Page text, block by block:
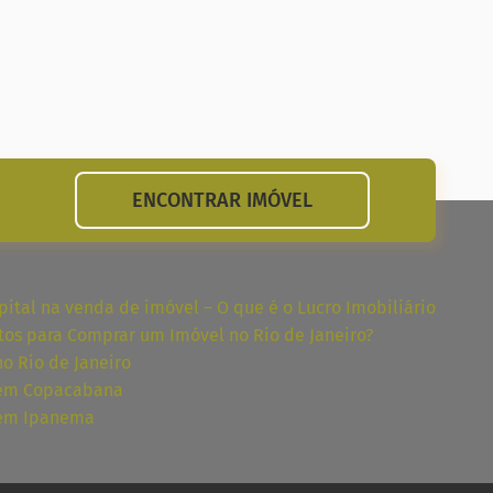
ENCONTRAR IMÓVEL
na venda de imóvel – O que é o Lucro Imobiliário
para Comprar um Imóvel no Rio de Janeiro?
Rio de Janeiro
Copacabana
Ipanema